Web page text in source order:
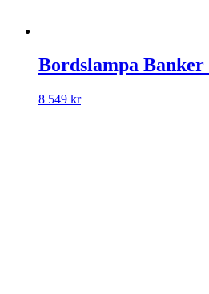
Bordslampa
8 549 kr